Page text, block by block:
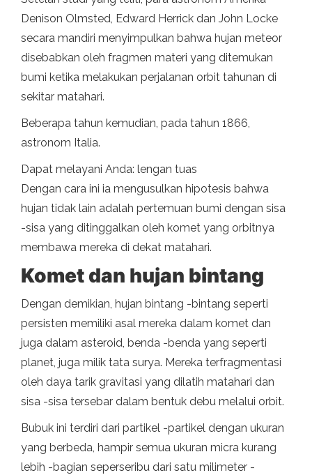
Denison Olmsted, Edward Herrick dan John Locke
secara mandiri menyimpulkan bahwa hujan meteor
disebabkan oleh fragmen materi yang ditemukan
bumi ketika melakukan perjalanan orbit tahunan di
sekitar matahari.
Beberapa tahun kemudian, pada tahun 1866,
astronom Italia.
Dapat melayani Anda: lengan tuas
Dengan cara ini ia mengusulkan hipotesis bahwa
hujan tidak lain adalah pertemuan bumi dengan sisa
-sisa yang ditinggalkan oleh komet yang orbitnya
membawa mereka di dekat matahari.
Komet dan hujan bintang
Dengan demikian, hujan bintang -bintang seperti
persisten memiliki asal mereka dalam komet dan
juga dalam asteroid, benda -benda yang seperti
planet, juga milik tata surya. Mereka terfragmentasi
oleh daya tarik gravitasi yang dilatih matahari dan
sisa -sisa tersebar dalam bentuk debu melalui orbit.
Bubuk ini terdiri dari partikel -partikel dengan ukuran
yang berbeda, hampir semua ukuran micra kurang
lebih -bagian seperseribu dari satu milimeter -